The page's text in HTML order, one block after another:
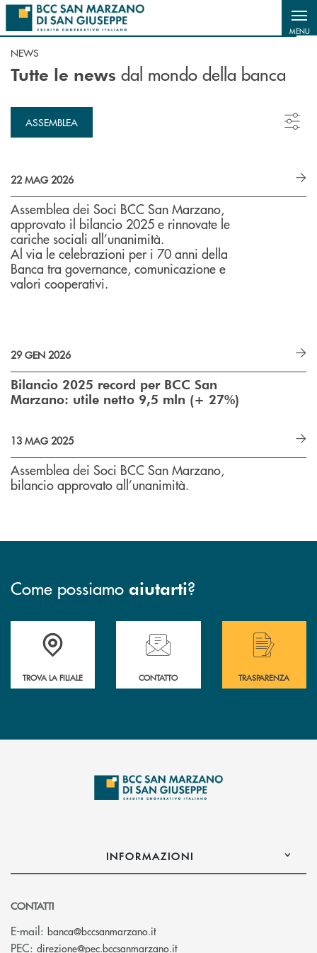
Salta al contenuto principale
MENU
NEWS
Tutte le news dal mondo della banca
ASSEMBLEA
22 MAG 2026
Assemblea dei Soci BCC San Marzano,
approvato il bilancio 2025 e rinnovate le
cariche sociali all’unanimità.
Al via le celebrazioni per i 70 anni della
Banca tra governance, comunicazione e
valori cooperativi.
29 GEN 2026
Bilancio 2025 record per BCC San
Marzano: utile netto 9,5 mln (+ 27%)
13 MAG 2025
Assemblea dei Soci BCC San Marzano,
bilancio approvato all’unanimità.
Come possiamo aiutarti?
Accedi all' elenco completo delle filiali di Bcc San Marzano.
TROVA LA FILIALE
Hai bisogno di assistenza immediata?
CONTATTO
Hai bisogno di
TRASPARENZA
INFORMAZIONI
CONTATTI
E-mail: banca@bccsanmarzano.it(si apre l’app di posta
PEC: direzione@pec.bccsanmarzano.it(si apre l’app di posta